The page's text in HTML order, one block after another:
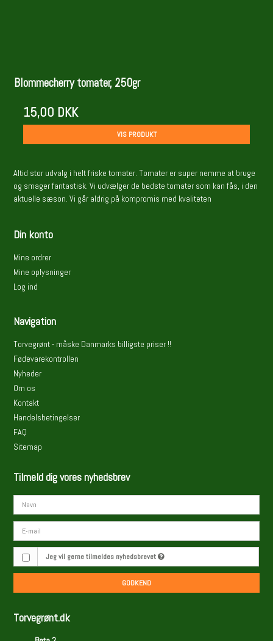
Blommecherry tomater, 250gr
15,00 DKK
VIS PRODUKT
Altid stor udvalg i helt friske tomater. Tomater er super nemme at bruge
og smager fantastisk. Vi udvælger de bedste tomater som kan fås, i den
aktuelle sæson. Vi går aldrig på kompromis med kvaliteten
Din konto
Mine ordrer
Mine oplysninger
Log ind
Navigation
Torvegrønt - måske Danmarks billigste priser !!
Fødevarekontrollen
Nyheder
Om os
Kontakt
Handelsbetingelser
FAQ
Sitemap
Tilmeld dig vores nyhedsbrev
Jeg vil gerne tilmeldes nyhedsbrevet
GODKEND
Torvegrønt.dk